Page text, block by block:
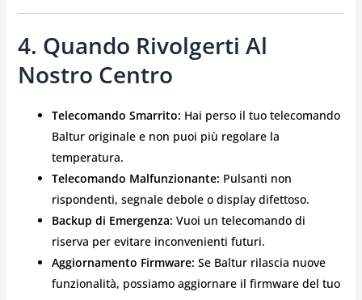
4. Quando Rivolgerti Al
Nostro Centro
Telecomando Smarrito: Hai perso il tuo telecomando
Baltur originale e non puoi più regolare la
temperatura.
Telecomando Malfunzionante: Pulsanti non
rispondenti, segnale debole o display difettoso.
Backup di Emergenza: Vuoi un telecomando di
riserva per evitare inconvenienti futuri.
Aggiornamento Firmware: Se Baltur rilascia nuove
funzionalità, possiamo aggiornare il firmware del tuo